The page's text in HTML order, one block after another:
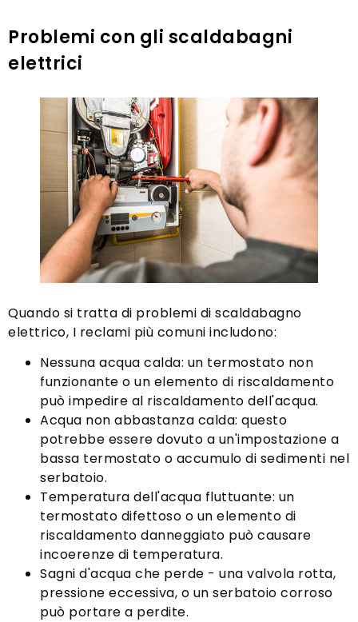
Problemi con gli scaldabagni
elettrici
Quando si tratta di problemi di scaldabagno
elettrico, I reclami più comuni includono:
Nessuna acqua calda: un termostato non
funzionante o un elemento di riscaldamento
può impedire al riscaldamento dell'acqua.
Acqua non abbastanza calda: questo
potrebbe essere dovuto a un'impostazione a
bassa termostato o accumulo di sedimenti nel
serbatoio.
Temperatura dell'acqua fluttuante: un
termostato difettoso o un elemento di
riscaldamento danneggiato può causare
incoerenze di temperatura.
Sagni d'acqua che perde - una valvola rotta,
pressione eccessiva, o un serbatoio corroso
può portare a perdite.